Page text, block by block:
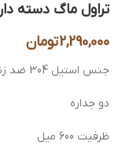
تراول ماگ دسته دار 600 میل مگنتی سیتارا
2,290,000تومان
جنس استیل 304 ضد زنگ
دو جداره
ظرفیت 600 میل